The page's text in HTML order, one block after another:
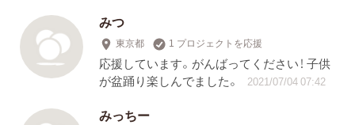
みつ
東京都 1 プロジェクトを応援
応援しています。がんばってください！ 子供
が盆踊り楽しんでました。
2021/07/04 07:42
みっちー